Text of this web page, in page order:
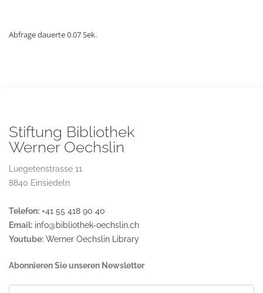
Abfrage dauerte 0.07 Sek.
Stiftung Bibliothek
Werner Oechslin
Luegetenstrasse 11
8840 Einsiedeln
Telefon: +41 55 418 90 40
Email: info@bibliothek-oechslin.ch
Youtube: Werner Oechslin Library
Abonnieren Sie unseren Newsletter